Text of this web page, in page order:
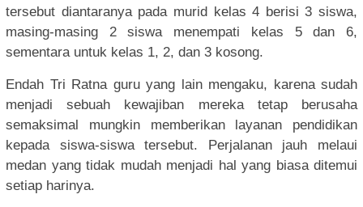
tersebut diantaranya pada murid kelas 4 berisi 3 siswa,
masing-masing 2 siswa menempati kelas 5 dan 6,
sementara untuk kelas 1, 2, dan 3 kosong.
Endah Tri Ratna guru yang lain mengaku, karena sudah
menjadi sebuah kewajiban mereka tetap berusaha
semaksimal mungkin memberikan layanan pendidikan
kepada siswa-siswa tersebut. Perjalanan jauh melaui
medan yang tidak mudah menjadi hal yang biasa ditemui
setiap harinya.